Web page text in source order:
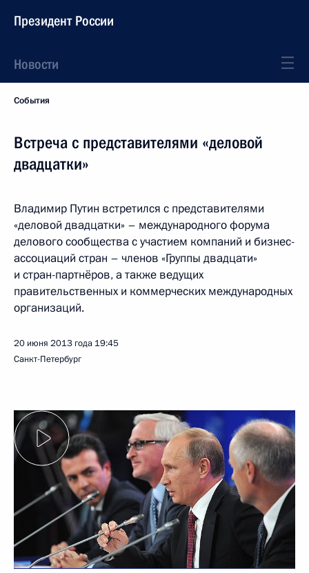
Президент России
Новости
События
Встреча с представителями «деловой
двадцатки»
Владимир Путин встретился с представителями
«деловой двадцатки» – международного форума
делового сообщества с участием компаний и бизнес-
ассоциаций стран – членов «Группы двадцати»
и стран-партнёров, а также ведущих
правительственных и коммерческих международных
организаций.
20 июня 2013 года 19:45
Санкт-Петербург